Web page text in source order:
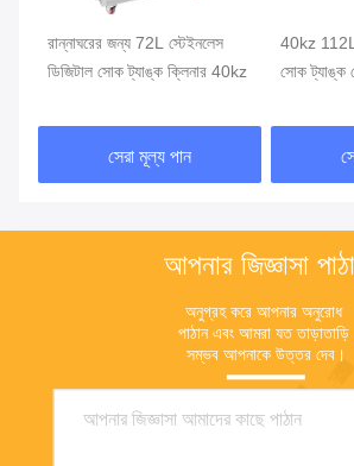
রান্নাঘরের জন্য 72L স্টেইনলেস
ডিজিটাল সোক ট্যাঙ্ক ক্লিনার 40kz
সেরা মূল্য পান
40kz 112L
সোক ট্যাঙ্ক
আপনার জিজ্ঞাসা
অনুগ্রহ করে আপনার অনুরোধ
পাঠান এবং আমরা যত তাড়াতাড়ি
সম্ভব আপনাকে উত্তর দেব।